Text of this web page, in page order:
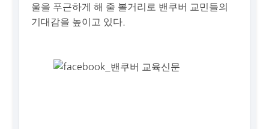
울을 푸근하게 해 줄 볼거리로 밴쿠버 교민들의
기대감을 높이고 있다.